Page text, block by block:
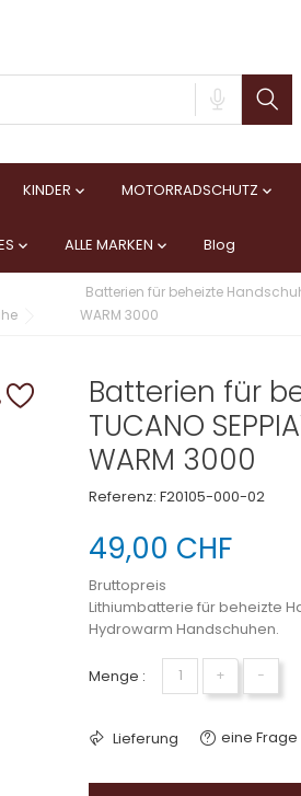
KINDER  MOTORRADSCHUTZ 
 ALLE MARKEN  Blog
Batterien für beheizte
WARM 3000
Batterien für
TUCANO
WARM 3000
Referenz: F20105-000-02
49,00 CHF
Bruttopreis
Lithiumbatterie für beheizte
Hydrowarm Handschuhen.
Menge : + −
Lieferung eine